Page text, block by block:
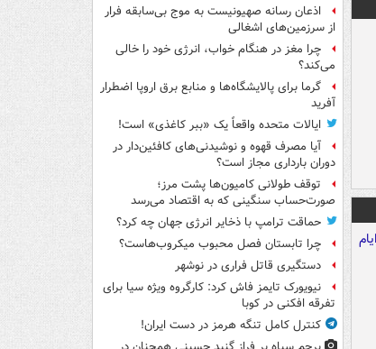
اذعان رسانه صهیونیست به موج بی‌سابقه فرار
از سرزمین‌های اشغالی
چرا مغز در هنگام خواب، انرژی خود را خالی
می‌کند؟
گرما برای پالایشگاه‌ها و منابع برق اروپا اضطرار
آفرید
ایالات متحده واقعاً یک «ببر کاغذی» است!
آیا مصرف قهوه و نوشیدنی‌های کافئین‌دار در
دوران بارداری مجاز است؟
توقف طولانی کامیون‌ها پشت مرز؛
صورت‌حساب سنگینی که به اقتصاد می‌رسد
حماقت ترامپ با ذخایر انرژی جهان چه کرد؟
چرا تابستان فصل محبوب میکروب‌هاست؟
دستگیری قاتل فراری در نوشهر
نیویورک تایمز فاش کرد: کارگروه ویژه سیا برای
تفرقه افکنی در کوبا
کنترل کامل تنگه هرمز در دست ایران!